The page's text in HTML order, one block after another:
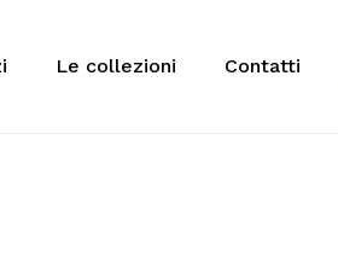
Le collezioni Contatti
Cart